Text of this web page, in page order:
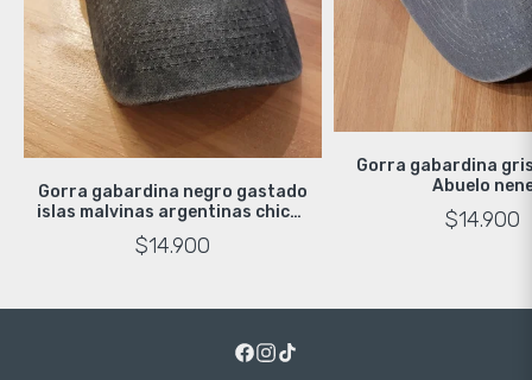
Gorra gabardina negro gastado
islas malvinas argentinas chicas
$14.900
Gorra gabardina
Abuelo
$14.900